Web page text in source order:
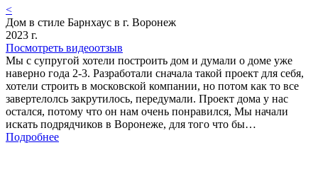
<
Дом в стиле Барнхаус в г. Воронеж
2023 г.
Посмотреть видеоотзыв
Мы с супругой хотели построить дом и думали о доме уже
наверно года 2-3. Разработали сначала такой проект для себя,
хотели строить в московской компании, но потом как то все
завертелолсь закрутилось, передумали. Проект дома у нас
остался, потому что он нам очень понравился, Мы начали
искать подрядчиков в Воронеже, для того что бы…
Подробнее